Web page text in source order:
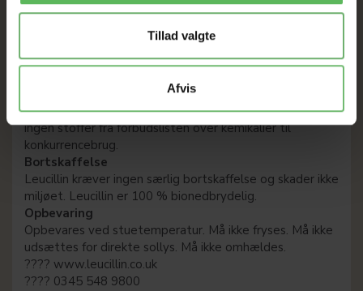
Tillad valgte
Afvis
Tilladt i konkurrencesport
Til heste overholder Leucillin FEI’s regler og indeholder
ingen stoffer fra forbudslisten over kemikalier til
konkurrencebrug.
Bortskaffelse
Leucillin kræver ingen særlig bortskaffelse og skader ikke
miljøet. Leucillin er 100 % bionedbrydelig.
Opbevaring
Opbevares ved stuetemperatur. Må ikke fryses. Må ikke
udsættes for direkte sollys. Må ikke omhældes.
???? www.leucillin.co.uk
???? 0345 548 9800